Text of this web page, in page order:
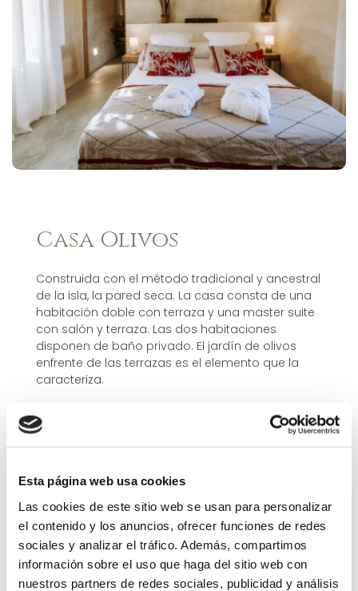
Esta página web usa cookies
Las cookies de este sitio web se usan para personalizar
el contenido y los anuncios, ofrecer funciones de redes
sociales y analizar el tráfico. Además, compartimos
información sobre el uso que haga del sitio web con
nuestros partners de redes sociales, publicidad y análisis
Casa Olivos
Construida con el método tradicional y ancestral
de la isla, la pared seca. La casa consta de una
habitación doble con terraza y una master suite
con salón y terraza. Las dos habitaciones
disponen de baño privado. El jardín de olivos
enfrente de las terrazas es el elemento que la
caracteriza.